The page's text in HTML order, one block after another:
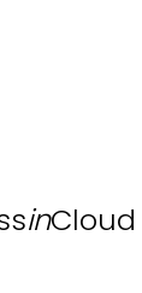
inCloud